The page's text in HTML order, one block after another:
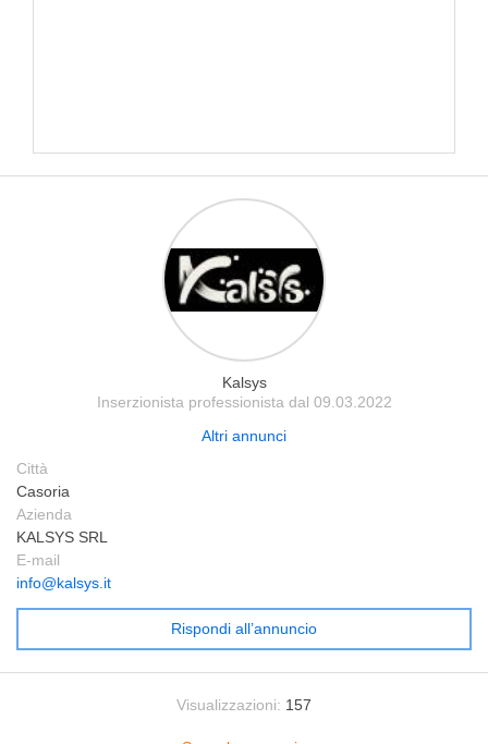
Kalsys
Inserzionista professionista dal 09.03.2022
Altri annunci
Città
Casoria
Azienda
KALSYS SRL
E-mail
info@kalsys.it
Rispondi all’annuncio
Visualizzazioni: 157